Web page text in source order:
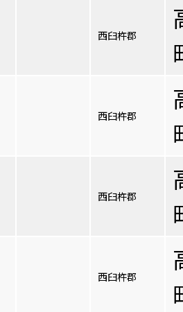
西臼杵郡
西臼杵郡
西臼杵郡
西臼杵郡